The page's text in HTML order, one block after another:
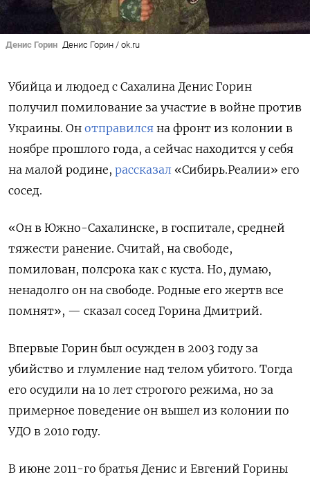
Денис Горин Денис Горин / ok.ru
Убийца и людоед с Сахалина Денис Горин
получил помилование за участие в войне против
Украины. Он отправился на фронт из колонии в
ноябре прошлого года, а сейчас находится у себя
на малой родине, рассказал «Сибирь.Реалии» его
сосед.
«Он в Южно-Сахалинске, в госпитале, средней
тяжести ранение. Считай, на свободе,
помилован, полсрока как с куста. Но, думаю,
ненадолго он на свободе. Родные его жертв все
помнят», — сказал сосед Горина Дмитрий.
Впервые Горин был осужден в 2003 году за
убийство и глумление над телом убитого. Тогда
его осудили на 10 лет строгого режима, но за
примерное поведение он вышел из колонии по
УДО в 2010 году.
В июне 2011-го братья Денис и Евгений Горины